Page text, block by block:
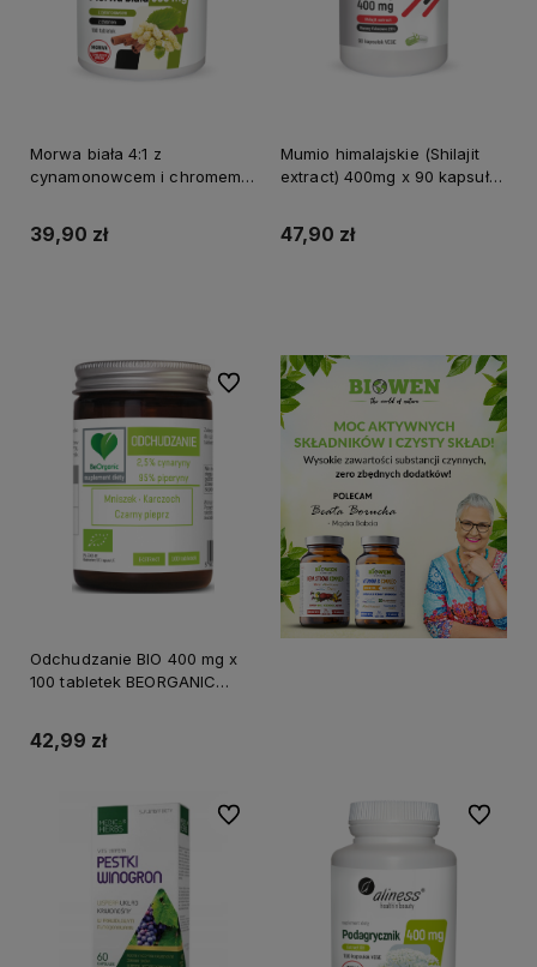
Morwa biała 4:1 z
cynamonowcem i chromem
39,90 zł
Mumio himalajskie (Shilajit
extract) 400mg x 90 kapsułek
47,90 zł
Odchudzanie BIO 400 mg x
100 tabletek BEORGANIC
42,99 zł
Do ulubionych
Do ulubionych Do